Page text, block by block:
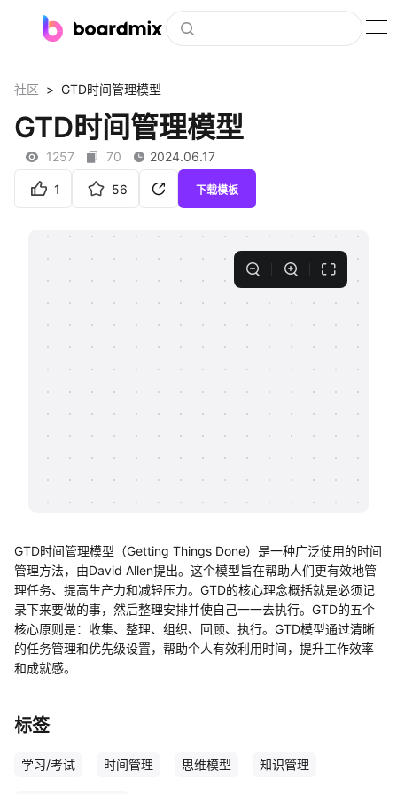
社区资源
下载
会员
客户案例
支持
知识分享社区
社区 > GTD时间管理模型
GTD时间管理模型
1257 70 2024.06.17
1 56 下载模板
GTD时间管理模型（Getting Things Done）是一种广泛使用的时间
管理方法，由David Allen提出。这个模型旨在帮助人们更有效地管
理任务、提高生产力和减轻压力。GTD的核心理念概括就是必须记
录下来要做的事，然后整理安排并使自己一一去执行。GTD的五个
核心原则是：收集、整理、组织、回顾、执行。GTD模型通过清晰
的任务管理和优先级设置，帮助个人有效利用时间，提升工作效率
和成就感。
标签
学习/考试 时间管理 思维模型 知识管理